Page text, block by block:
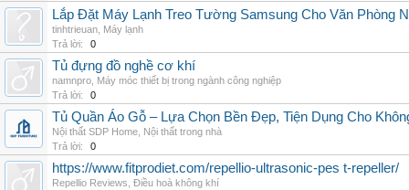
Lắp Đặt Máy Lạnh Treo Tường Samsung Cho Văn Phòng
tinhtrieuan Máy lạnh
Trả lời:
0
Tủ đựng đồ nghề cơ khí
namnpro Máy móc thiết bị trong ngành công nghiệp
Trả lời:
0
Tủ Quần Áo Gỗ – Lựa Chọn Bền Đẹp, Tiện Dụng Cho
Nội thất SDP Home Nội thất trong nhà
Trả lời:
0
https://www.fitprodiet.com/repellio-ultrasonic-pes t-repeller/
Repellio Reviews Điều hoà không khí